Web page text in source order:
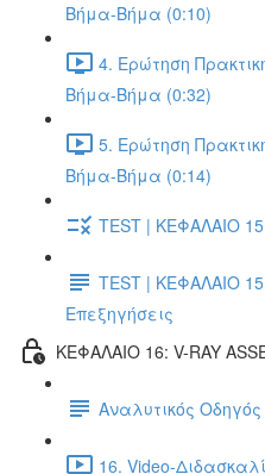
Βήμα-Βήμα (0:10)
4. Ερώτηση
Βήμα-Βήμα (0:32)
5. Ερώτηση
Βήμα-Βήμα (0:14)
TEST | ΚΕΦΑΛΑΙΟ
TEST | ΚΕΦΑΛΑΙΟ
Επεξηγήσεις
ΚΕΦΑΛΑΙΟ 16: V-RAY
Αναλυτικός
16. Video-